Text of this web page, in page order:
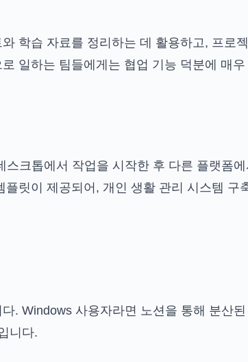
학습 자료를 정리하는 데 활용하고, 프로
일하는 팀들에게는 협업 기능 덕분에 매
크톱에서 작업을 시작한 후 다른 플랫폼
릿이 제공되어, 개인 생활 관리 시스템 구
. Windows 사용자라면 노션을 통해 분산
니다.